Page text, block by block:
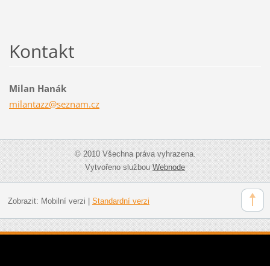
Kontakt
Milan Hanák
milantazz@seznam.cz
© 2010 Všechna práva vyhrazena.
Vytvořeno službouWebnode
Zobrazit: Mobilní verzi Standardní verzi